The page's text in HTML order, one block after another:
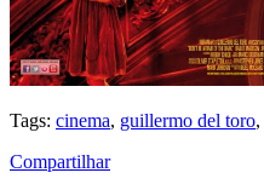
Tags: cinema, guillermo del toro,
Compartilhar